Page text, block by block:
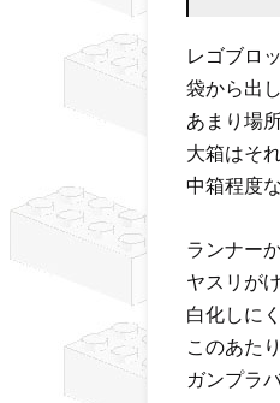
レゴブロ
袋から出
あまり場
大箱はそ
中箱程度
ランナー
ヤスリが
白化しに
このあた
ガンプラ